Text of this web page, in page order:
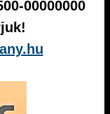
00000000